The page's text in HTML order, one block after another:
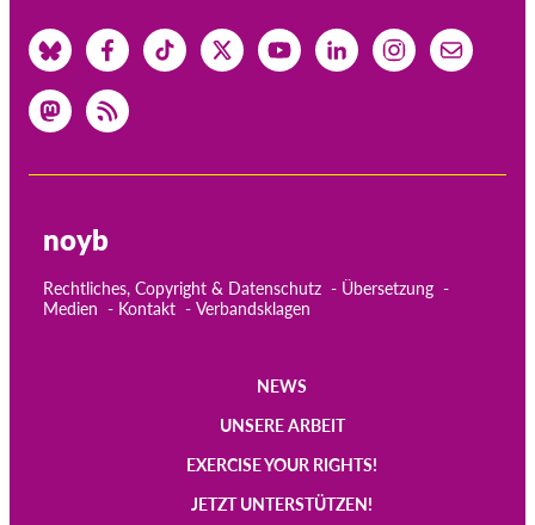
noyb
Rechtliches, Copyright & Datenschutz
Übersetzung
Medien
Kontakt Verbandsklagen
NEWS
UNSERE ARBEIT
EXERCISE YOUR RIGHTS!
JETZT UNTERSTÜTZEN!